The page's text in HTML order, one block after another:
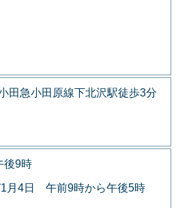
田急小田原線下北沢駅徒歩3分
後9時
1月4日 午前9時から午後5時